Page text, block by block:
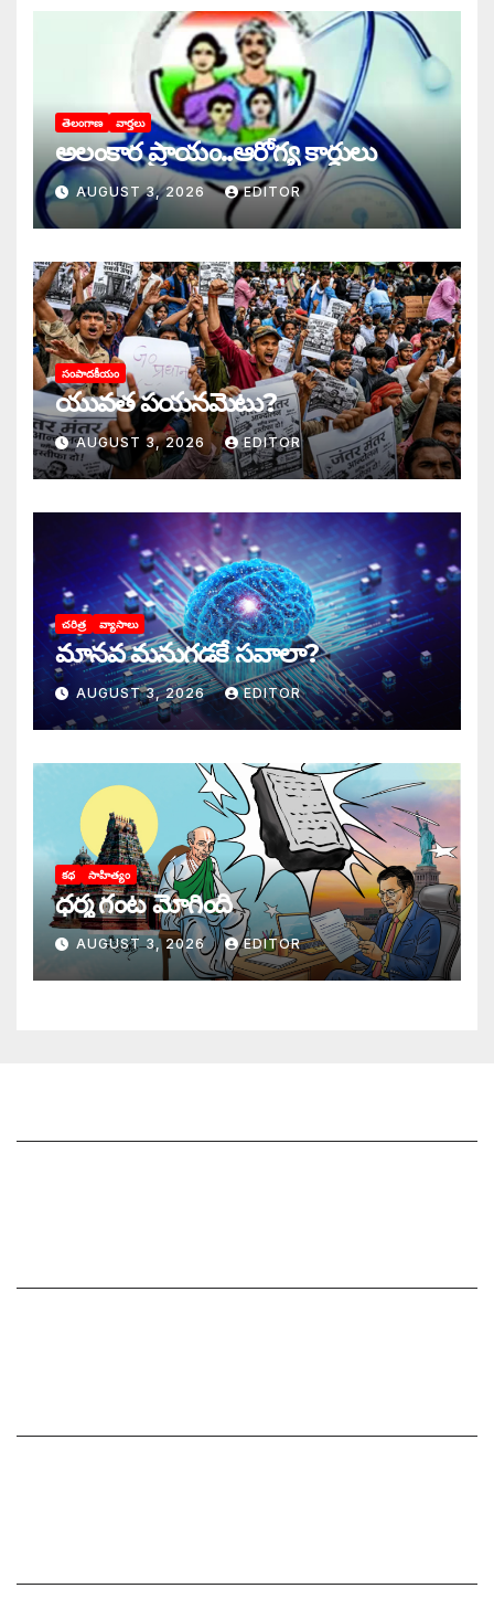
తెలంగాణ వార్తలు
అలంకార ప్రాయం..ఆరోగ్య కార్డులు
AUGUST 3, 2026 EDITOR
సంపాదకీయం
యువత పయనమెటు?
AUGUST 3, 2026 EDITOR
చరిత్ర వ్యాసాలు
మానవ మనుగడకే సవాలా?
AUGUST 3, 2026 EDITOR
కథ సాహిత్యం
ధర్మ గంట మోగింది
AUGUST 3, 2026 EDITOR